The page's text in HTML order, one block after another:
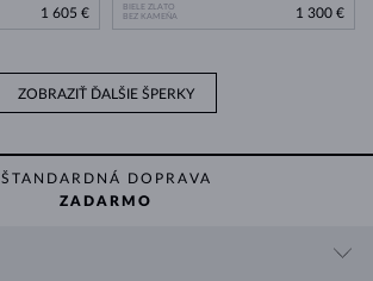
1 605 €
BIELE ZLATO
BEZ KAMEŇA
1 300 €
ZOBRAZIŤ ĎALŠIE ŠPERKY
ŠTANDARDNÁ DOPRAVA
ZADARMO